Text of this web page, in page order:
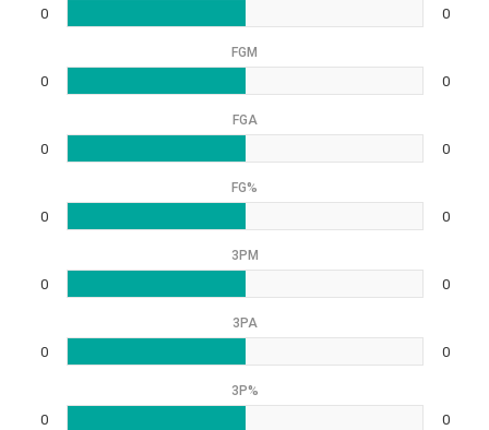
0 0
FGM
0 0
FGA
0 0
FG%
0 0
3PM
0 0
3PA
0 0
3P%
0 0